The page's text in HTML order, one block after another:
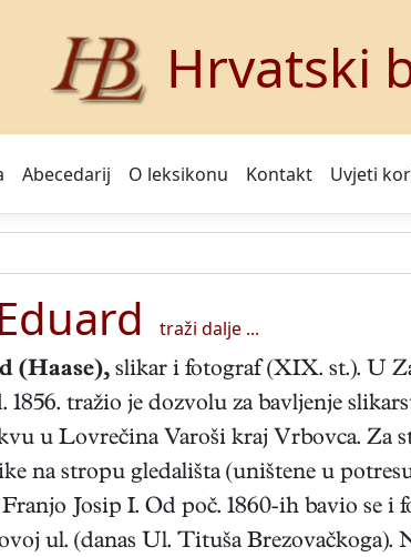
Hrvatski
Abecedarij O leksikonu Kontakt Uvjeti
traži dalje ...
(Haase), slikar i fotograf (XIX. st.). U
1856. tražio je dozvolu za bavljenje
u Lovrečina Varoši kraj Vrbovca. Za
na stropu gledališta (uništene u
Josip I. Od poč. 1860-ih bavio se i
ul. (danas Ul. Tituša